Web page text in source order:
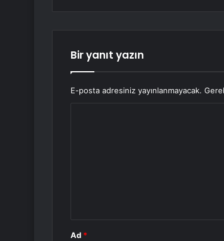
Bir yanıt yazın
E-posta adresiniz yayınlanmayacak.
Ad *